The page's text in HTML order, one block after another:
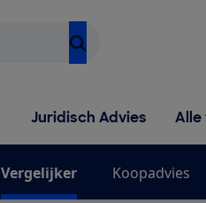
Juridisch Advies Alle
Vergelijker Koopadvies